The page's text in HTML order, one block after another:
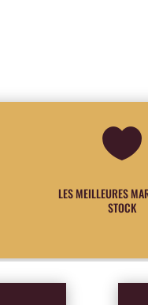

LES MEILLEURES
STOCK